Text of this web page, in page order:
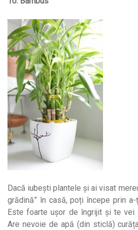
Dacă iubești plantele și ai visat
grădină” în casă, poți începe prin a-
Este foarte ușor de îngrijit și te vei
Are nevoie de apă (din sticlă)